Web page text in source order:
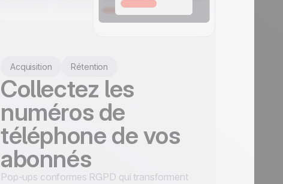
Acquisition Rétention
Collectez les
numéros de
téléphone de vos
abonnés
Pop-ups conformes RGPD qui transforment